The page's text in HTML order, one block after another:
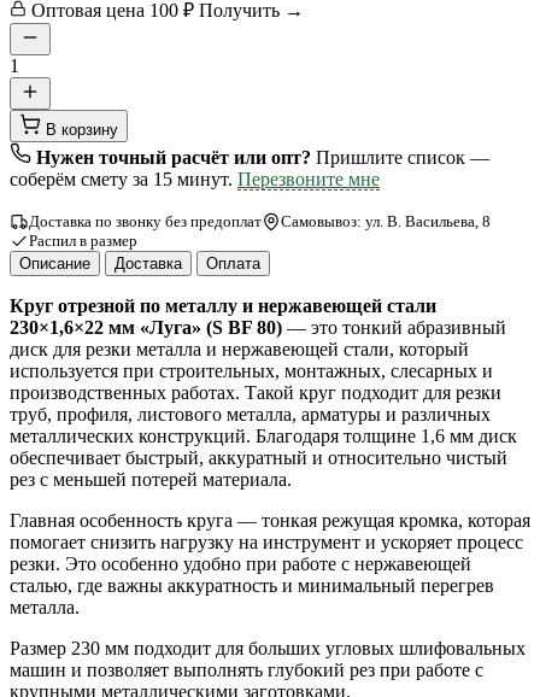
Оптовая цена 100 ₽ Получить →
1
В корзину
Нужен точный расчёт или опт? Пришлите список —
соберём смету за 15 минут. Перезвоните мне
Доставка по звонку без предоплат
Самовывоз: ул. В. Васильева, 8
Распил в размер
Описание
Доставка Оплата
Круг отрезной по металлу и нержавеющей стали
230×1,6×22 мм «Луга» (S BF 80) — это тонкий абразивный
диск для резки металла и нержавеющей стали, который
используется при строительных, монтажных, слесарных и
производственных работах. Такой круг подходит для резки
труб, профиля, листового металла, арматуры и различных
металлических конструкций. Благодаря толщине 1,6 мм диск
обеспечивает быстрый, аккуратный и относительно чистый
рез с меньшей потерей материала.
Главная особенность круга — тонкая режущая кромка, которая
помогает снизить нагрузку на инструмент и ускоряет процесс
резки. Это особенно удобно при работе с нержавеющей
сталью, где важны аккуратность и минимальный перегрев
металла.
Размер 230 мм подходит для больших угловых шлифовальных
машин и позволяет выполнять глубокий рез при работе с
крупными металлическими заготовками.